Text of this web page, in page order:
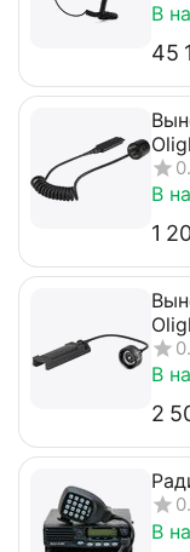
В
45
В
1
В
2
В